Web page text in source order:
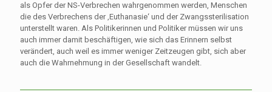
als Opfer der NS-Verbrechen wahrgenommen werden, Menschen
die des Verbrechens der ‚Euthanasie‘ und der Zwangssterilisation
unterstellt waren. Als Politikerinnen und Politiker müssen wir uns
auch immer damit beschäftigen, wie sich das Erinnern selbst
verändert, auch weil es immer weniger Zeitzeugen gibt, sich aber
auch die Wahrnehmung in der Gesellschaft wandelt.